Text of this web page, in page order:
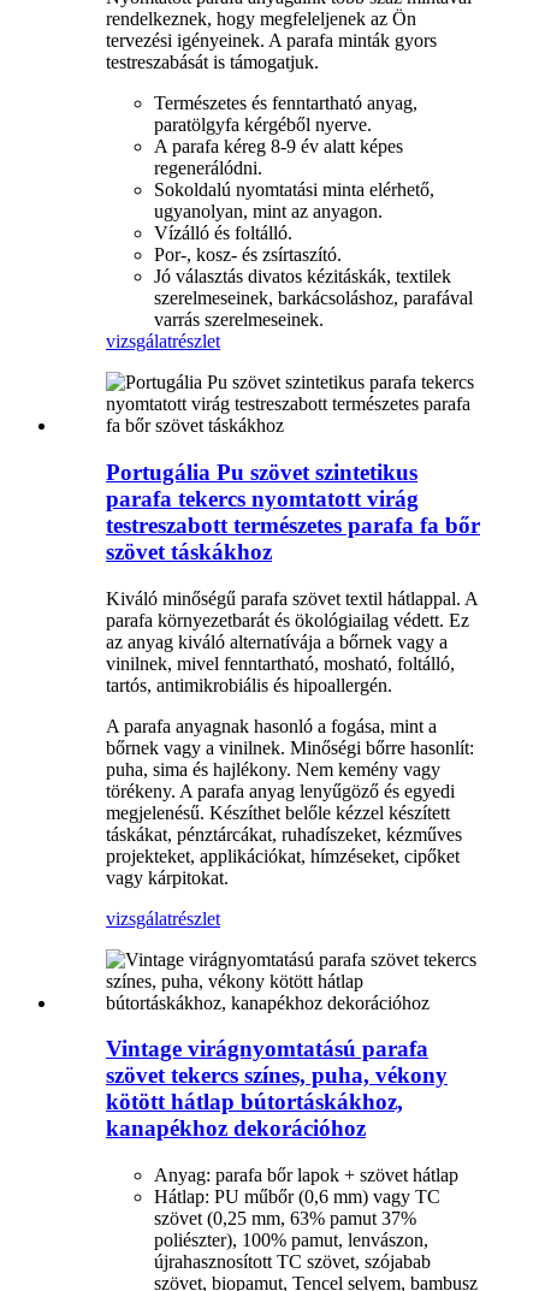
rendelkeznek, hogy megfeleljenek az Ön
tervezési igényeinek. A parafa minták gyors
testreszabását is támogatjuk.
Természetes és fenntartható anyag,
paratölgyfa kérgéből nyerve.
A parafa kéreg 8-9 év alatt képes
regenerálódni.
Sokoldalú nyomtatási minta elérhető,
ugyanolyan, mint az anyagon.
Vízálló és foltálló.
Por-, kosz- és zsírtaszító.
Jó választás divatos kézitáskák, textilek
szerelmeseinek, barkácsoláshoz, parafával
varrás szerelmeseinek.
vizsgálatrészlet
Portugália Pu szövet szintetikus
parafa tekercs nyomtatott virág
testreszabott természetes parafa fa bőr
szövet táskákhoz
Kiváló minőségű parafa szövet textil hátlappal. A
parafa környezetbarát és ökológiailag védett. Ez
az anyag kiváló alternatívája a bőrnek vagy a
vinilnek, mivel fenntartható, mosható, foltálló,
tartós, antimikrobiális és hipoallergén.
A parafa anyagnak hasonló a fogása, mint a
bőrnek vagy a vinilnek. Minőségi bőrre hasonlít:
puha, sima és hajlékony. Nem kemény vagy
törékeny. A parafa anyag lenyűgöző és egyedi
megjelenésű. Készíthet belőle kézzel készített
táskákat, pénztárcákat, ruhadíszeket, kézműves
projekteket, applikációkat, hímzéseket, cipőket
vagy kárpitokat.
vizsgálatrészlet
Vintage virágnyomtatású parafa
szövet tekercs színes, puha, vékony
kötött hátlap bútortáskákhoz,
kanapékhoz dekorációhoz
Anyag: parafa bőr lapok + szövet hátlap
Hátlap: PU műbőr (0,6 mm) vagy TC
szövet (0,25 mm, 63% pamut 37%
poliészter), 100% pamut, lenvászon,
újrahasznosított TC szövet, szójabab
szövet, biopamut, Tencel selyem, bambusz